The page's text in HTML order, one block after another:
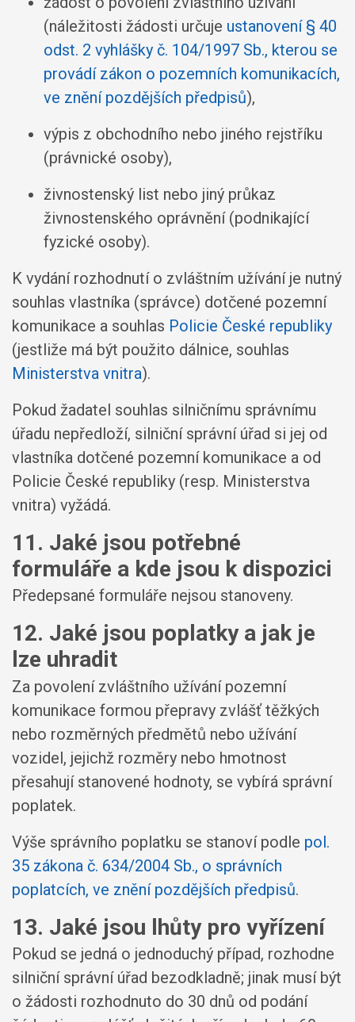
(náležitosti žádosti určuje ustanovení § 40
odst. 2 vyhlášky č. 104/1997 Sb., kterou se
provádí zákon o pozemních komunikacích,
ve znění pozdějších předpisů),
výpis z obchodního nebo jiného rejstříku
(právnické osoby),
živnostenský list nebo jiný průkaz
živnostenského oprávnění (podnikající
fyzické osoby).
K vydání rozhodnutí o zvláštním užívání je nutný
souhlas vlastníka (správce) dotčené pozemní
komunikace a souhlas Policie České republiky
(jestliže má být použito dálnice, souhlas
Ministerstva vnitra).
Pokud žadatel souhlas silničnímu správnímu
úřadu nepředloží, silniční správní úřad si jej od
vlastníka dotčené pozemní komunikace a od
Policie České republiky (resp. Ministerstva
vnitra) vyžádá.
11. Jaké jsou potřebné
formuláře a kde jsou k dispozici
Předepsané formuláře nejsou stanoveny.
12. Jaké jsou poplatky a jak je
lze uhradit
Za povolení zvláštního užívání pozemní
komunikace formou přepravy zvlášť těžkých
nebo rozměrných předmětů nebo užívání
vozidel, jejichž rozměry nebo hmotnost
přesahují stanovené hodnoty, se vybírá správní
poplatek.
Výše správního poplatku se stanoví podle pol.
35 zákona č. 634/2004 Sb., o správních
poplatcích, ve znění pozdějších předpisů.
13. Jaké jsou lhůty pro vyřízení
Pokud se jedná o jednoduchý případ, rozhodne
silniční správní úřad bezodkladně; jinak musí být
o žádosti rozhodnuto do 30 dnů od podání